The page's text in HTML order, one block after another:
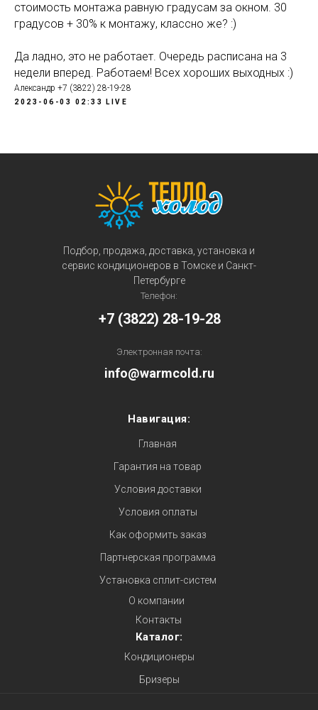
стоимость монтажа равную градусам за окном. 30
градусов + 30% к монтажу, классно же? :)
Да ладно, это не работает. Очередь расписана на 3
недели вперед. Работаем! Всех хороших выходных :)
Александр +7 (3822) 28-19-28
2023-06-03 02:33 LIVE
Навигация:
Каталог:
Главная
Гарантия на товар
Условия доставки
Условия оплаты
Как оформить заказ
Установка сплит-систем
Подбор, продажа, доставка, установка и
сервис кондиционеров в Томске и Санкт-
Петербурге
Партнерская программа
Кондиционеры
Бризеры
+7 (3822) 28-19-28
info@warmcold.ru
Телефон:
Электронная почта:
Контакты
О компании